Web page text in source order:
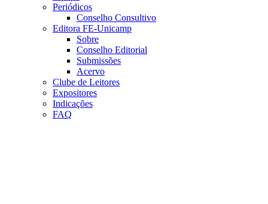
Periódicos
Conselho Consultivo
Editora FE-Unicamp
Sobre
Conselho Editorial
Submissões
Acervo
Clube de Leitores
Expositores
Indicações
FAQ